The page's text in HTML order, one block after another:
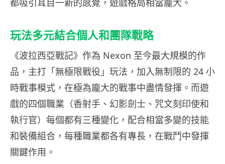
都吸引耳目一新的感覺，遊戲格局相當龐大。
玩法多元結合個人和團隊戰略
《波拉西亞戰記》作為 Nexon 至今最大規模的作
品，主打「無極限戰役」玩法，加入無制限的 24 小
時戰事模式，在極為龐大的戰事中盡情發揮。而遊
戲的四個職業（香射手、幻影劍士、咒文刻印使和
執行官）每個都有三種變化，配合相當多變的技能
和裝備組合，每種職業都各有專長，在戰鬥中發揮
關鍵作用。